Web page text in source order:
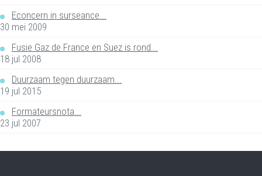
Econcern in surseance...
30 mei 2009
Fusie Gaz de France en Suez is rond...
18 jul 2008
Duurzaam tegen duurzaam...
19 jul 2015
Formateursnota...
23 jul 2007